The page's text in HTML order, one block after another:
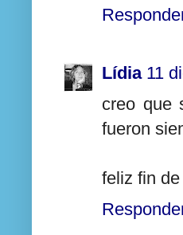
Lídia 11
creo que
fueron
feliz fin